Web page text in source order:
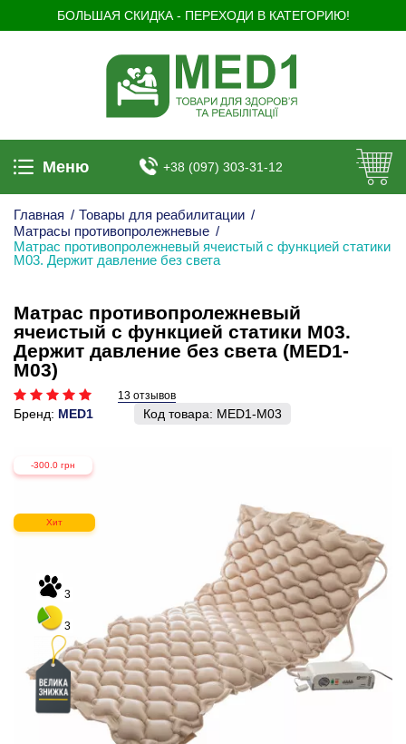
БОЛЬШАЯ СКИДКА - ПЕРЕХОДИ В КАТЕГОРИЮ!
Меню +38 (097) 303-31-12
Главная / Товары для реабилитации /
Матрасы противопролежневые /
Матрас противопролежневый ячеистый с функцией статики
М03. Держит давление без света
Матрас противопролежневый
ячеистый с функцией статики М03.
Держит давление без света (MED1-
M03)
13 отзывов
Бренд: MED1 Код товара: MED1-M03
-300.0 грн
Хит
3
3